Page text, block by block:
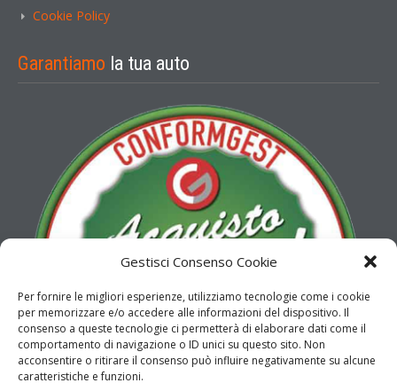
Gestisci Consenso Cookie
Per fornire le migliori esperienze, utilizziamo tecnologie come i cookie
per memorizzare e/o accedere alle informazioni del dispositivo. Il
consenso a queste tecnologie ci permetterà di elaborare dati come il
comportamento di navigazione o ID unici su questo sito. Non
acconsentire o ritirare il consenso può influire negativamente su alcune
caratteristiche e funzioni.
Cookie Policy
Garantiamo la tua auto